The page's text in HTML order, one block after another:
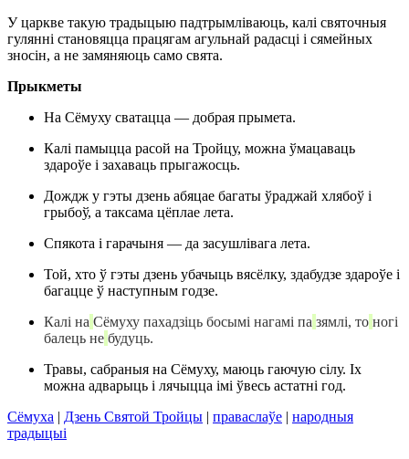
У царкве такую традыцыю падтрымліваюць, калі святочныя
гулянні становяцца працягам агульнай радасці і сямейных
зносін, а не замяняюць само свята.
Прыкметы
На Сёмуху сватацца — добрая прымета.
Калі памыцца расой на Тройцу, можна ўмацаваць
здароўе і захаваць прыгажосць.
Дождж у гэты дзень абяцае багаты ўраджай хлябоў і
грыбоў, а таксама цёплае лета.
Спякота і гарачыня — да засушлівага лета.
Той, хто ў гэты дзень убачыць вясёлку, здабудзе здароўе і
багацце ў наступным годзе.
Калі на Сёмуху пахадзіць босымі нагамі па зямлі, то ногі
балець не будуць.
Травы, сабраныя на Сёмуху, маюць гаючую сілу. Іх
можна адварыць і лячыцца імі ўвесь астатні год.
Сёмуха | Дзень Святой Тройцы | праваслаўе | народныя
традыцыі